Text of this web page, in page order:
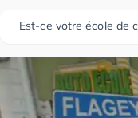
Est-ce votre école de